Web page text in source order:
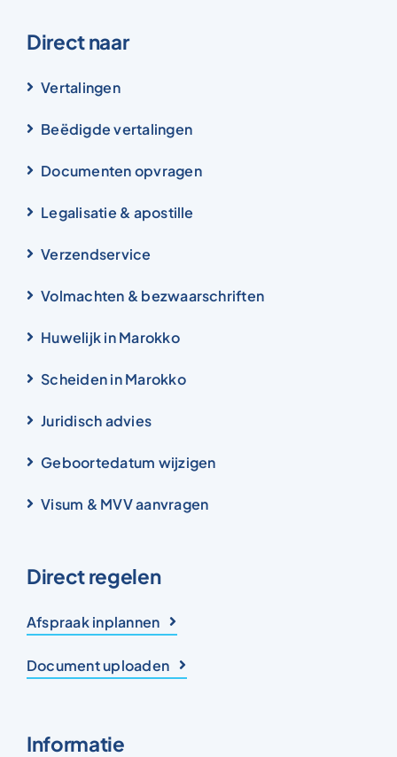
Direct naar
Vertalingen
Beëdigde vertalingen
Documenten opvragen
Legalisatie & apostille
Verzendservice
Volmachten & bezwaarschriften
Huwelijk in Marokko
Scheiden in Marokko
Juridisch advies
Geboortedatum wijzigen
Visum & MVV aanvragen
Direct regelen
Afspraak inplannen
Document uploaden
Informatie